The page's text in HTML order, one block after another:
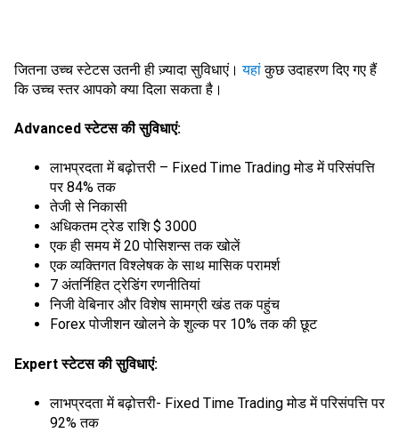
जितना उच्च स्टेटस उतनी ही ज़्यादा सुविधाएं।यहांकुछ उदाहरण दिए गए हैं
कि उच्च स्तर आपको क्या दिला सकता है।
Advanced स्टेटस की सुविधाएं:
लाभप्रदता में बढ़ोत्तरी – Fixed Time Trading मोड में परिसंपत्ति
पर 84% तक
तेजी से निकासी
अधिकतम ट्रेड राशि $ 3000
एक ही समय में 20 पोसिशन्स तक खोलें
एक व्यक्तिगत विश्लेषक के साथ मासिक परामर्श
7 अंतर्निहित ट्रेडिंग रणनीतियां
निजी वेबिनार और विशेष सामग्री खंड तक पहुंच
Forex पोजीशन खोलने के शुल्क पर 10% तक की छूट
Expert स्टेटस की सुविधाएं:
लाभप्रदता में बढ़ोत्तरी- Fixed Time Trading मोड में परिसंपत्ति पर
92% तक